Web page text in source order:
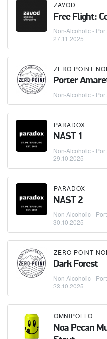
ZAVOD
Free Flight:
Non-Alcoholic -
27.11.2025
Porter
Non-Alcoholic -
PARADOX
NAST 1
Non-Alcoholic -
29.10.2025
PARADOX
NAST 2
Non-Alcoholic -
30.10.2025
Dark Forest
Non-Alcoholic -
23.10.2025
OMNIPOLLO
Noa Pecan